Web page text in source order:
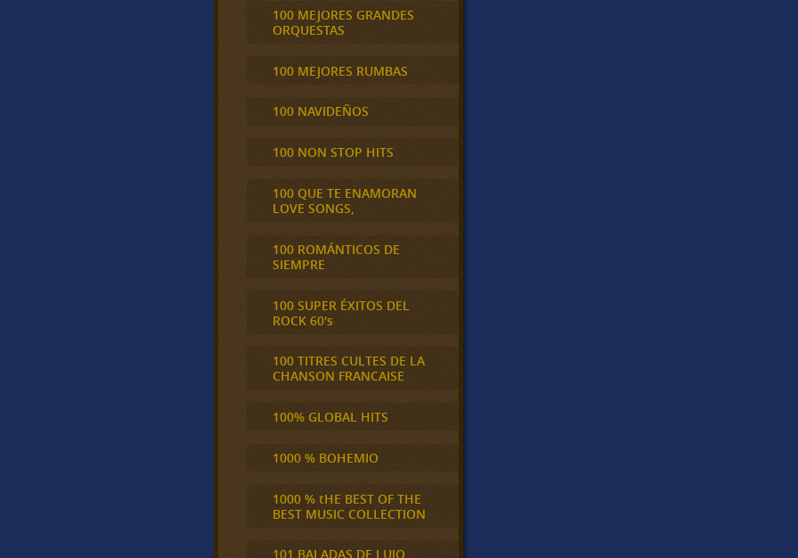
100 MEJORES GRANDES
ORQUESTAS
100 MEJORES RUMBAS
100 NAVIDEÑOS
100 NON STOP HITS
100 QUE TE ENAMORAN
LOVE SONGS,
100 ROMÁNTICOS DE
SIEMPRE
100 SUPER ÉXITOS DEL
ROCK 60's
100 TITRES CULTES DE LA
CHANSON FRANCAISE
100% GLOBAL HITS
1000 % BOHEMIO
1000 % tHE BEST OF THE
BEST MUSIC COLLECTION
101 BALADAS DE LUJO